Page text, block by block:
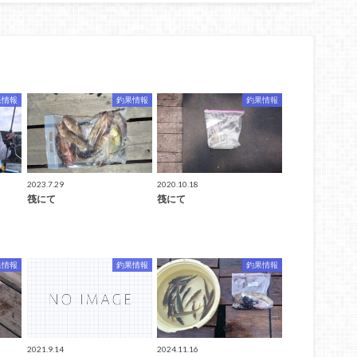
報 釣果情報
2023.7.29
筏にて
釣果情報
2020.10.18
筏にて
報 釣果情報
2021.9.14
釣果情報
2024.11.16